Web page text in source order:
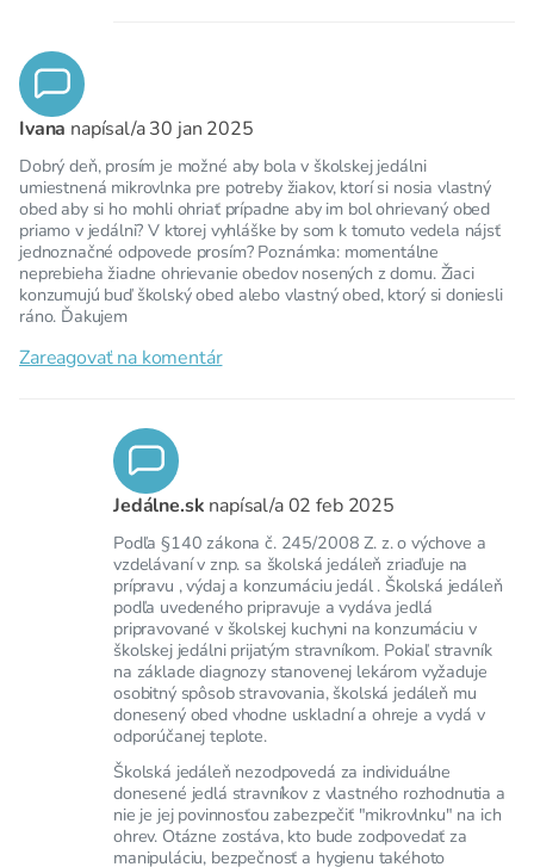
Ivana napísal/a30 jan 2025
Dobrý deň, prosím je možné aby bola v školskej jedálni
umiestnená mikrovlnka pre potreby žiakov, ktorí si nosia vlastný
obed aby si ho mohli ohriať prípadne aby im bol ohrievaný obed
priamo v jedálni? V ktorej vyhláške by som k tomuto vedela nájsť
jednoznačné odpovede prosím? Poznámka: momentálne
neprebieha žiadne ohrievanie obedov nosených z domu. Žiaci
konzumujú buď školský obed alebo vlastný obed, ktorý si doniesli
ráno. Ďakujem
Zareagovať na komentár
Jedálne.sk napísal/a02 feb 2025
Podľa §140 zákona č. 245/2008 Z. z. o výchove a
vzdelávaní v znp. sa školská jedáleň zriaďuje na
prípravu , výdaj a konzumáciu jedál . Školská jedáleň
podľa uvedeného pripravuje a vydáva jedlá
pripravované v školskej kuchyni na konzumáciu v
školskej jedálni prijatým stravníkom. Pokiaľ stravník
na základe diagnozy stanovenej lekárom vyžaduje
osobitný spôsob stravovania, školská jedáleň mu
donesený obed vhodne uskladní a ohreje a vydá v
odporúčanej teplote.
Školská jedáleň nezodpovedá za individuálne
donesené jedlá stravníkov z vlastného rozhodnutia a
nie je jej povinnosťou zabezpečiť "mikrovlnku" na ich
ohrev. Otázne zostáva, kto bude zodpovedať za
manipuláciu, bezpečnosť a hygienu takéhoto